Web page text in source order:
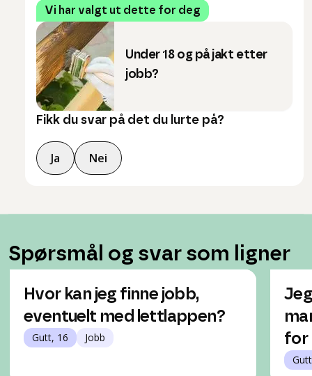
Vi har valgt ut dette for deg
Under 18 og på jakt etter
jobb?
Fikk du svar på det du lurte på?
Ja Nei
Spørsmål og svar som ligner
Hvor kan jeg finne jobb,
eventuelt med lettlappen?
Gutt, 16 Jobb
for